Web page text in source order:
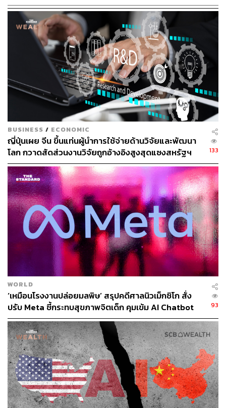
ทำให้มูลค่าตลาดหายไปมากกว่า 1 แสนล้านดอลลาร์ หลัง
จากที่ Bard ซึ่งเป็นเทคโนโลยีแชตบอตปัญญาประดิษฐ์ที่
บริษัทหมายมั่นปั้นมือพัฒนาขึ้นมาเพื่อท้าชน ChatGPT ของ
ค่าย Microsoft กลับล้มเหลวไม่เป็นท่า โดยเฉพาะอย่างยิ่งการ
ให้คำตอบผิดในงานอีเวนต์เปิดตัวที่บริษัทจัดขึ้นในช่วงต้น
เดือนกุมภาพันธ์ที่ผ่านมา
ขณะที่ทางด้าน Sundar Pichai ประธานเจ้าหน้าที่บริหาร (ซี
อีโอ) ของ Google ได้ออกโรงเตือนระหว่างการให้สัมภาษณ์
60 Minutesของสถานี CBS เมื่อวันอาทิตย์ที่ 16
เมษายนที่ผ่านมาว่า สังคมในปัจจุบันยังไม่พร้อมรับมือกับการ
เปลี่ยนแปลงก้าวหน้าในเทคโนโลยี AI โดยสังคมจำเป็นต้องมี
ระเบียบ กฎหมาย หรือมาตรการในการกำกับดูแลอย่างรอบ
ด้านและรัดกุม
อย่างไรก็ตาม Pichai ยอมรับว่า กฎหมายและกฎระเบียบที่จะ
เข้ามากำกับดูแลเทคโนโลยี AI นั้น ไม่ใช่เรื่องที่บริษัทใด
บริษัทหนึ่งจะตัดสินใจอยู่เพียงฝ่ายเดียว ต้องอาศัยความร่วม
มือ ข้อคิดเห็น และคำเสนอแนะจากทุกฝ่ายที่เกี่ยวข้อง
ในส่วนของศักยภาพ AI ผู้บริหาร Google รายนี้มองว่า ใน
ท้ายที่สุดแล้ว ด้วยศักยภาพของ AI และความเป็นไปได้ที่ไม่
สิ้นสุด เชื่อแน่ว่าผลลัพธ์ของเทคโนโลยี AI ในท้ายที่สุดแล้วจะ
สร้างผลกระทบอย่างมีนัยสำคัญต่อผลิตภัณฑ์ทุกผลิตภัณฑ์
ของทุกบริษัท
ขณะเดียวกัน Pichai ยังได้เน้นย้ำถึงความจำเป็นที่บริษัทต่างๆ
จะต้องรับผิดชอบในแต่ละขั้นตอนตลอดเส้นทางของการ
พัฒนา AI ซึ่งสำหรับ Google นี้หมายถึงการให้เวลาสำหรับ
‘ความคิดเห็นของผู้ใช้’ และทำให้แน่ใจว่าบริษัทสามารถ
พัฒนาชั้นความปลอดภัยที่แข็งแกร่งยิ่งขึ้นก่อนที่เราจะสร้าง
ก่อนที่เราจะปรับใช้โมเดลที่มีความสามารถมากกว่านี้
ยิ่งไปกว่านั้น Pichai ยังแสดงความเชื่อว่าในที่สุดเครื่องมือ AI
BUSINESS / ECONOMIC
ญี่ปุ่นเผย จีน ขึ้นแท่นผู้นำการใช้จ่ายด้านวิจัยและพัฒนา
โลก กวาดสัดส่วนงานวิจัยถูกอ้างอิงสูงสุดแซงสหรัฐฯ
133
WORLD
‘เหมือนโรงงานปล่อยมลพิษ’ สรุปคดีศาลนิวเม็กซิโก สั่ง
ปรับ Meta ชี้กระทบสุขภาพจิตเด็ก คุมเข้ม AI Chatbot
93